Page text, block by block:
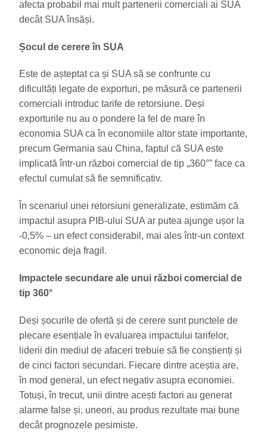
afecta probabil mai mult partenerii comerciali ai SUA
decât SUA însăși.
Șocul de cerere în SUA
Este de așteptat ca și SUA să se confrunte cu
dificultăți legate de exporturi, pe măsură ce partenerii
comerciali introduc tarife de retorsiune. Deși
exporturile nu au o pondere la fel de mare în
economia SUA ca în economiile altor state importante,
precum Germania sau China, faptul că SUA este
implicată într-un război comercial de tip „360°” face ca
efectul cumulat să fie semnificativ.
În scenariul unei retorsiuni generalizate, estimăm că
impactul asupra PIB-ului SUA ar putea ajunge ușor la
-0,5% – un efect considerabil, mai ales într-un context
economic deja fragil.
Impactele secundare ale unui război comercial de
tip 360°
Deși șocurile de ofertă și de cerere sunt punctele de
plecare esențiale în evaluarea impactului tarifelor,
liderii din mediul de afaceri trebuie să fie conștienți și
de cinci factori secundari. Fiecare dintre aceștia are,
în mod general, un efect negativ asupra economiei.
Totuși, în trecut, unii dintre acești factori au generat
alarme false și, uneori, au produs rezultate mai bune
decât prognozele pesimiste.